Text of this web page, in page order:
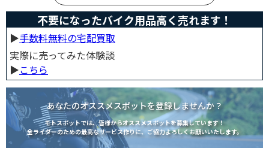
不要になったバイク用品高く売れます！
▶︎手数料無料の宅配買取
実際に売ってみた体験談
▶︎こちら
あなたのオススメスポットを登録しませんか？
モトスポットでは、皆様からオススメスポットを募集しています！
全ライダーのための最高なサービス作りに、ご協力よろしくお願いいたします。